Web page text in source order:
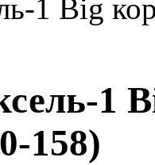
1 Big
1
158)